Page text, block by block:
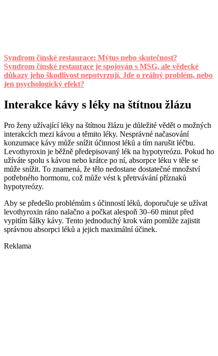
Syndrom čínské restaurace: Mýtus nebo skutečnost?
Syndrom čínské restaurace je spojován s MSG, ale vědecké
důkazy jeho škodlivost nepotvrzují. Jde o reálný problém, nebo
jen psychologický efekt?
Interakce kávy s léky na štítnou žlázu
Pro ženy užívající léky na štítnou žlázu je důležité vědět o možných
interakcích mezi kávou a těmito léky. Nesprávné načasování
konzumace kávy může snížit účinnost léků a tím narušit léčbu.
Levothyroxin je běžně předepisovaný lék na hypotyreózu. Pokud ho
užíváte spolu s kávou nebo krátce po ní, absorpce léku v těle se
může snížit. To znamená, že tělo nedostane dostatečné množství
potřebného hormonu, což může vést k přetrvávání příznaků
hypotyreózy.
Aby se předešlo problémům s účinností léků, doporučuje se užívat
levothyroxin ráno nalačno a počkat alespoň 30–60 minut před
vypitím šálky kávy. Tento jednoduchý krok vám pomůže zajistit
správnou absorpci léků a jejich maximální účinek.
Reklama